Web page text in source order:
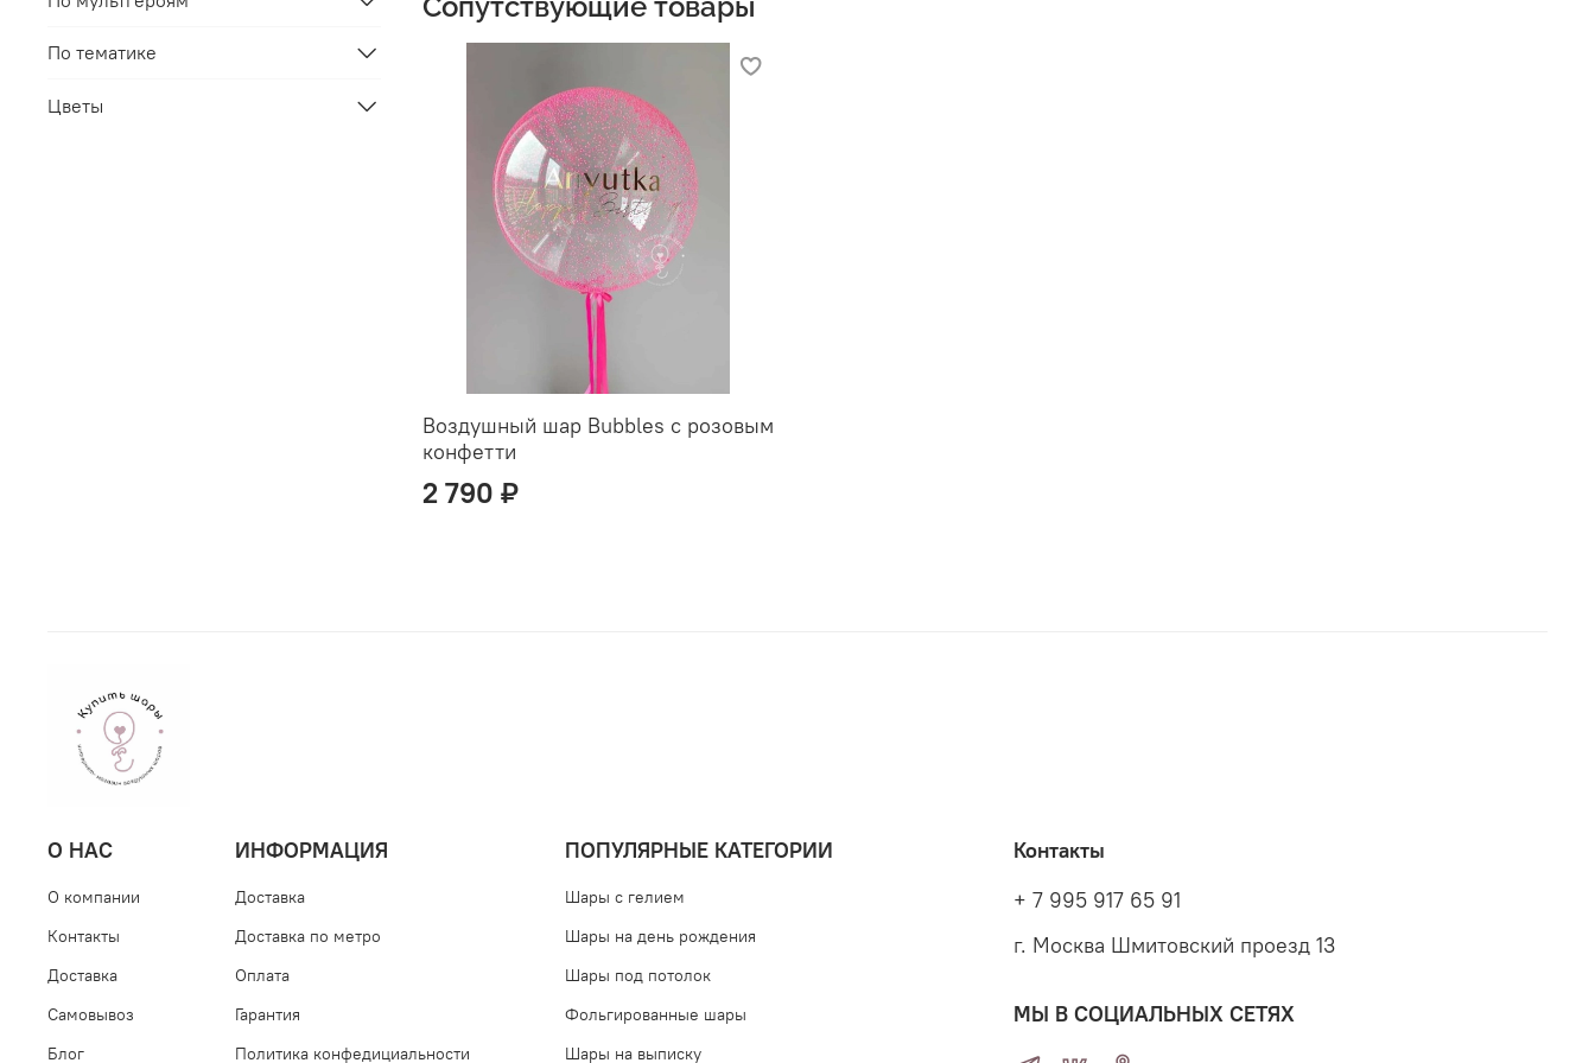
Сопутствующие товары
Воздушный шар Bubbles с розовым
конфетти
2 790 ₽
По тематике
Цветы
О НАС
О компании
Контакты
Доставка
Самовывоз
Блог
ИНФОРМАЦИЯ
Доставка
Доставка по метро
Оплата
Гарантия
Политика конфедициальности
ПОПУЛЯРНЫЕ КАТЕГОРИИ
Шары с гелием
Шары на день рождения
Шары под потолок
Фольгированные шары
Шары на выписку
Контакты
+ 7 995 917 65 91
г. Москва Шмитовский проезд 13
МЫ В СОЦИАЛЬНЫХ СЕТЯХ